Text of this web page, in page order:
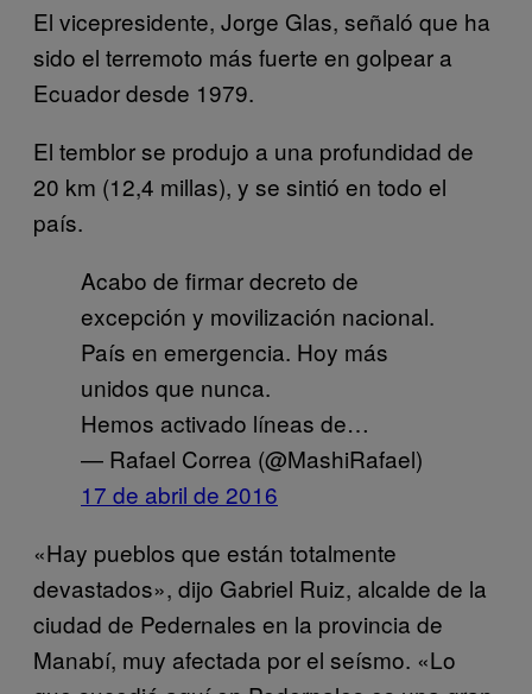
El vicepresidente, Jorge Glas, señaló que ha
sido el terremoto más fuerte en golpear a
Ecuador desde 1979.
El temblor se produjo a una profundidad de
20 km (12,4 millas), y se sintió en todo el
país.
Acabo de firmar decreto de
excepción y movilización nacional.
País en emergencia. Hoy más
unidos que nunca.
Hemos activado líneas de…
— Rafael Correa (@MashiRafael)
17 de abril de 2016
«Hay pueblos que están totalmente
devastados», dijo Gabriel Ruiz, alcalde de la
ciudad de Pedernales en la provincia de
Manabí, muy afectada por el seísmo. «Lo